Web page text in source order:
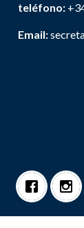
teléfono:
Email: